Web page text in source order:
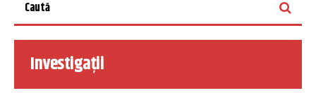
Investigații